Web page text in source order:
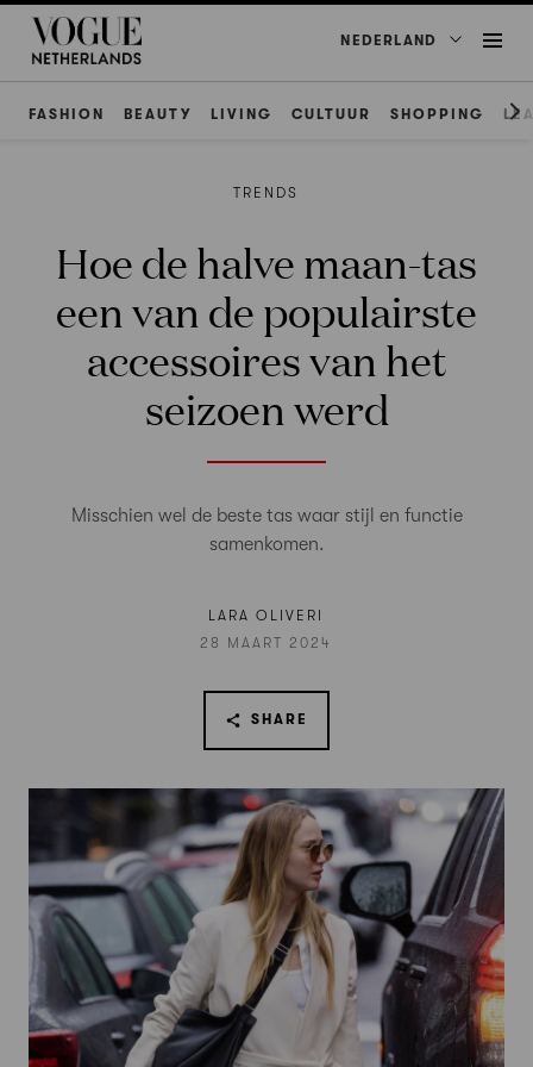
NEDERLAND
FASHION BEAUTY LIVING CULTUUR SHOPPING
TRENDS
Hoe de halve maan-tas
een van de populairste
accessoires van het
seizoen werd
Misschien wel de beste tas waar stijl en functie
samenkomen.
LARA OLIVERI
28 MAART 2024
SHARE